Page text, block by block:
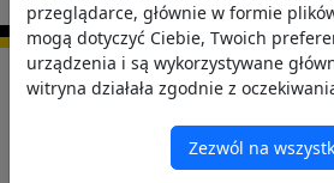
przeglądarce, głównie w formie
mogą dotyczyć Ciebie, Twoich
urządzenia i są wykorzystywane
witryna działała zgodnie z
Zezwól na